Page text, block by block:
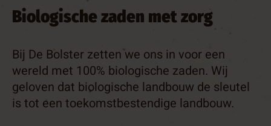
Biologische zaden met zorg
Bij De Bolster zetten we ons in voor een
wereld met 100% biologische zaden. Wij
geloven dat biologische landbouw de sleutel
is tot een toekomstbestendige landbouw.